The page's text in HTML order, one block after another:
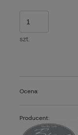
szt.
Ocena:
Producent: